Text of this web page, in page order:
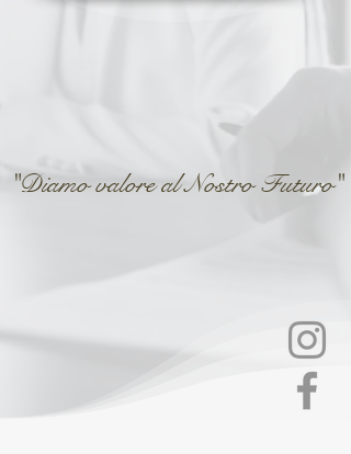
"Diamo valore al Nostro Futuro"